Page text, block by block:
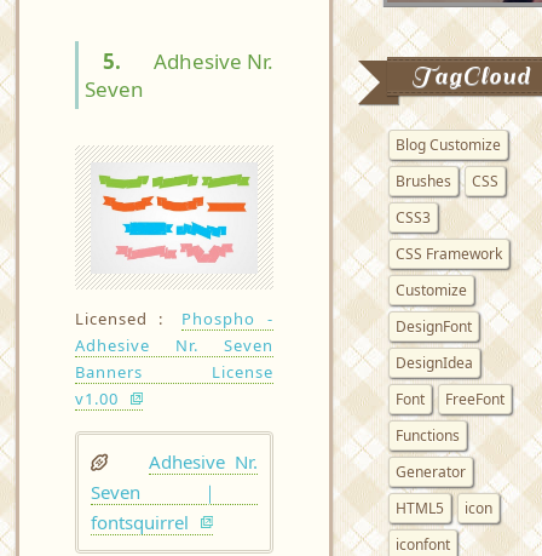
5.
Adhesive Nr.
Seven
Licensed :
Phospho -
Adhesive Nr. Seven
Banners License
v1.00
Adhesive Nr.
Seven ｜
fontsquirrel
TagCloud
Blog Customize
Brushes
CSS
CSS3
CSS Framework
Customize
DesignFont
DesignIdea
Font
FreeFont
Functions
Generator
HTML5
icon
iconfont